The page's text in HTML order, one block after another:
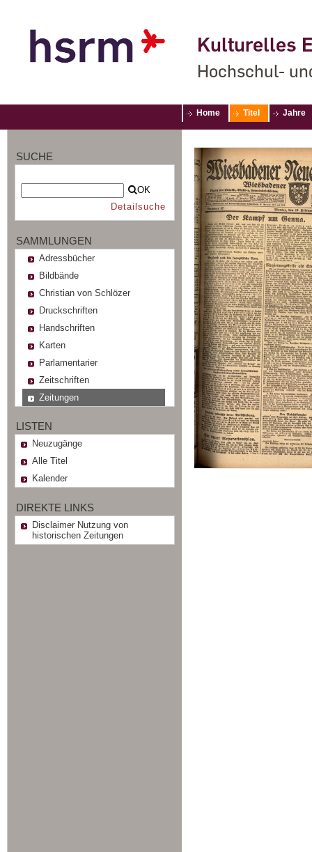
Kulturelles
Hochschul-
Home Titel Jahre
SUCHE
OK
Detailsuche
SAMMLUNGEN
Adressbücher
Bildbände
Christian von Schlözer
Druckschriften
Handschriften
Karten
Parlamentarier
Zeitschriften
Zeitungen
LISTEN
Neuzugänge
Alle Titel
Kalender
DIREKTE LINKS
Disclaimer Nutzung von
historischen Zeitungen